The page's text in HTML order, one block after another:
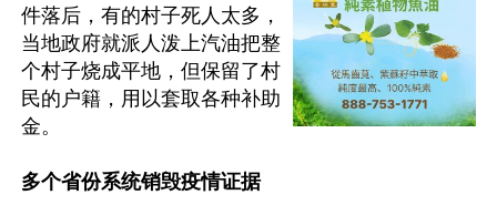
件落后，有的村子死人太多，
当地政府就派人泼上汽油把整
个村子烧成平地，但保留了村
民的户籍，用以套取各种补助
金。
多个省份系统销毁疫情证据